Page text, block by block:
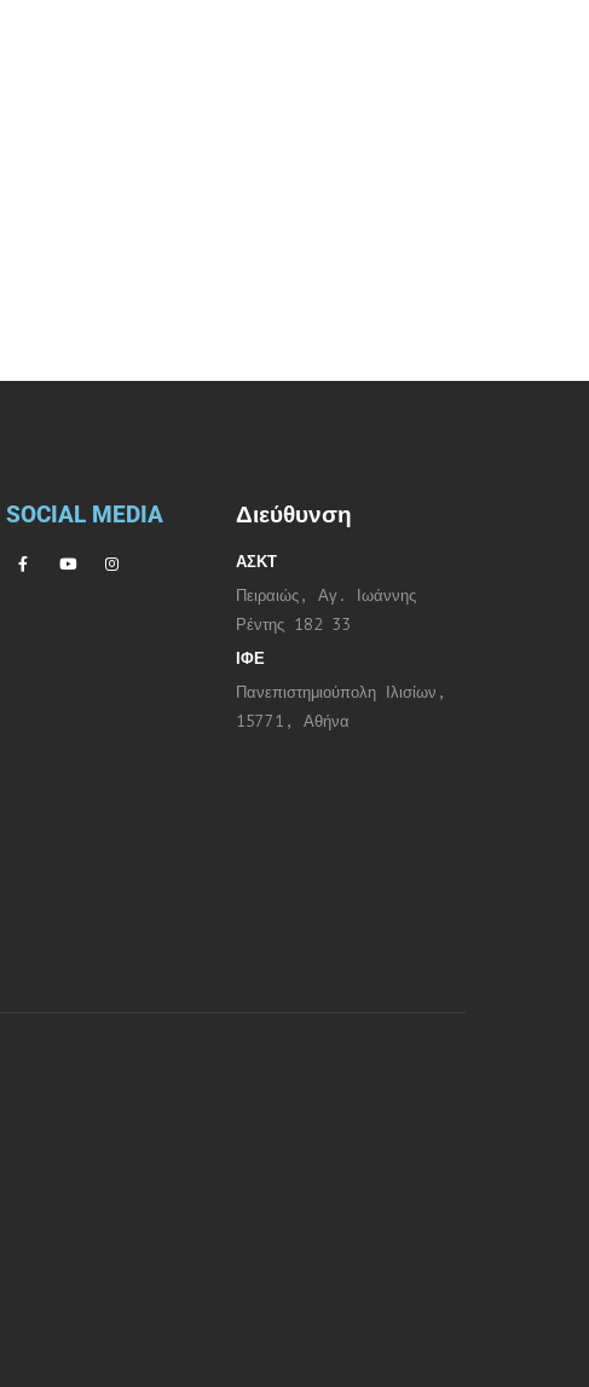
SOCIAL MEDIA Διεύθυνση
ΑΣΚΤ
Πειραιώς, Αγ. Ιωάννης
Ρέντης 182 33
ΙΦΕ
Πανεπιστημιούπολη Ιλισίων,
15771, Αθήνα